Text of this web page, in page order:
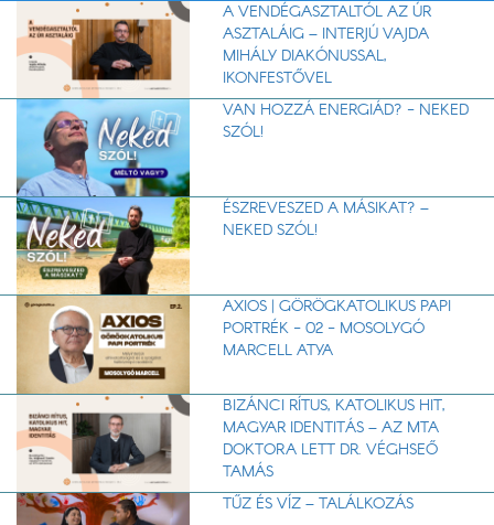
A VENDÉGASZTALTÓL AZ ÚR
ASZTALÁIG – INTERJÚ VAJDA
MIHÁLY DIAKÓNUSSAL,
IKONFESTŐVEL
VAN HOZZÁ ENERGIÁD? - NEKED
SZÓL!
ÉSZREVESZED A MÁSIKAT? –
NEKED SZÓL!
AXIOS | GÖRÖGKATOLIKUS PAPI
PORTRÉK - 02 - MOSOLYGÓ
MARCELL ATYA
BIZÁNCI RÍTUS, KATOLIKUS HIT,
MAGYAR IDENTITÁS – AZ MTA
DOKTORA LETT DR. VÉGHSEŐ
TAMÁS
TŰZ ÉS VÍZ – TALÁLKOZÁS